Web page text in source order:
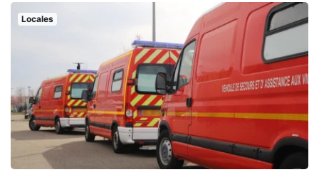
Locales